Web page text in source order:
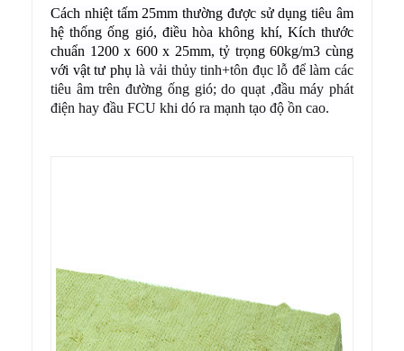
Cách nhiệt tấm 25mmthường được sử dụng tiêu âm
hệ thống ống gió, điều hòa không khí, Kích thước
chuẩn 1200 x 600 x 25mm, tỷ trọng 60kg/m3 cùng
với vật tư phụlà vải thủy tinh+tôn đục lỗ để làm các
tiêu âm trên đường ống gió; do quạt ,đầu máy phát
điện hay đầu FCU khi dó ra mạnh tạo độ ồn cao.